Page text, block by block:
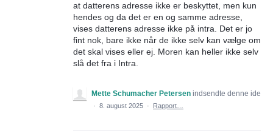
at datterens adresse ikke er beskyttet, men kun
hendes og da det er en og samme adresse,
vises datterens adresse ikke på intra. Det er jo
fint nok, bare ikke når de ikke selv kan vælge om
det skal vises eller ej. Moren kan heller ikke selv
slå det fra i Intra.
Mette Schumacher Petersen indsendte denne ide
· 8. august 2025 · Rapport…